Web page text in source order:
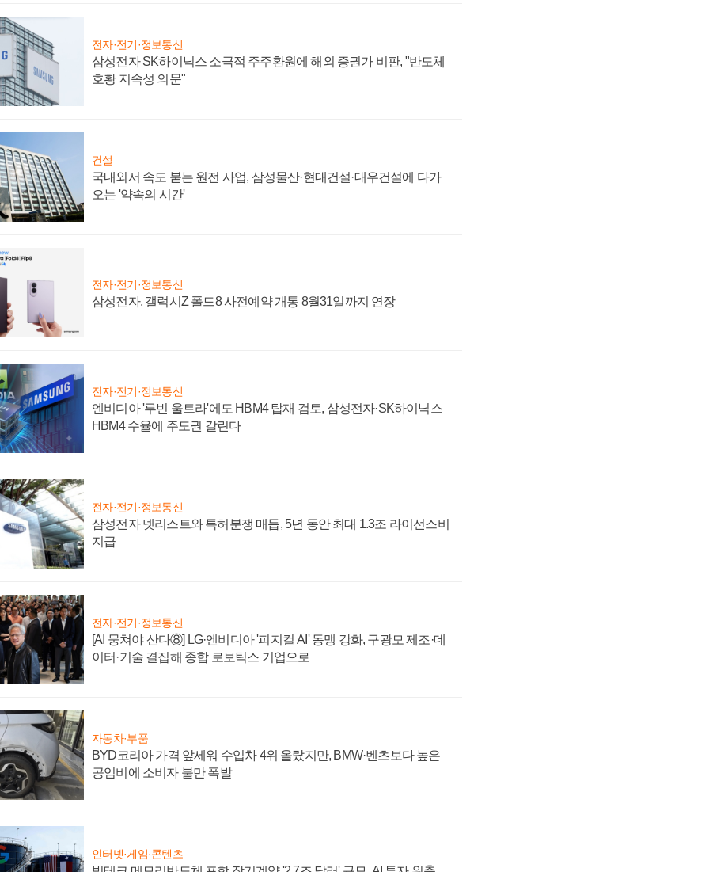
전자·전기·정보통신
삼성전자 SK하이닉스 소극적 주주환원에 해외 증권가 비판, "반도체
호황 지속성 의문"
건설
국내외서 속도 붙는 원전 사업, 삼성물산·현대건설·대우건설에 다가
오는 '약속의 시간'
전자·전기·정보통신
삼성전자, 갤럭시Z 폴드8 사전예약 개통 8월31일까지 연장
전자·전기·정보통신
엔비디아 '루빈 울트라'에도 HBM4 탑재 검토, 삼성전자·SK하이닉스
HBM4 수율에 주도권 갈린다
전자·전기·정보통신
삼성전자 넷리스트와 특허분쟁 매듭, 5년 동안 최대 1.3조 라이선스비
지급
전자·전기·정보통신
[AI 뭉쳐야 산다⑧] LG·엔비디아 '피지컬 AI' 동맹 강화, 구광모 제조·데
이터·기술 결집해 종합 로보틱스 기업으로
자동차·부품
BYD코리아 가격 앞세워 수입차 4위 올랐지만, BMW·벤츠보다 높은
공임비에 소비자 불만 폭발
인터넷·게임·콘텐츠